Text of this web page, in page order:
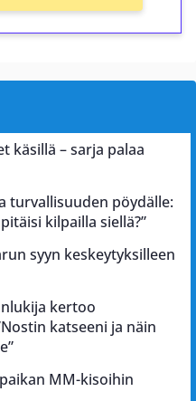
käsillä – sarja palaa
turvallisuuden pöydälle:
kilpailla siellä?”
syyn keskeytyksilleen
kertoo
katseeni ja näin
MM-kisoihin